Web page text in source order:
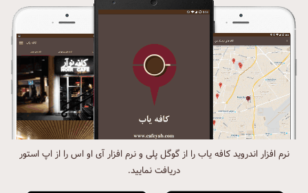
نرم افزار اندروید کافه یاب را از گوگل پلی و نرم افزار آی او اس را از اپ استور
دریافت نمایید.